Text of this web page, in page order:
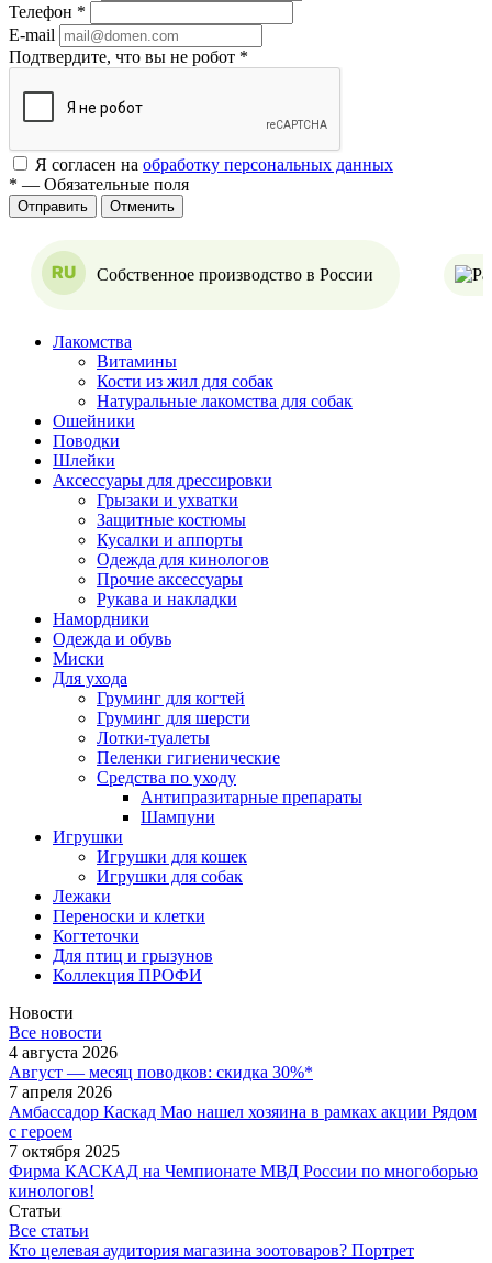
Телефон *
E-mail
Подтвердите, что вы не робот *
Я согласен на обработку персональных данных
* — Обязательные поля
Отменить
Собственное производство в России
Лакомства
Витамины
Кости из жил для собак
Натуральные лакомства для собак
Ошейники
Поводки
Шлейки
Аксессуары для дрессировки
Грызаки и ухватки
Защитные костюмы
Кусалки и аппорты
Одежда для кинологов
Прочие аксессуары
Рукава и накладки
Намордники
Одежда и обувь
Миски
Для ухода
Груминг для когтей
Груминг для шерсти
Лотки-туалеты
Пеленки гигиенические
Средства по уходу
Антипразитарные препараты
Шампуни
Игрушки
Игрушки для кошек
Игрушки для собак
Лежаки
Переноски и клетки
Когтеточки
Для птиц и грызунов
Коллекция ПРОФИ
Новости
Все новости
4 августа 2026
Август — месяц поводков: скидка 30%*
7 апреля 2026
Амбассадор Каскад Мао нашел хозяина в рамках акции Рядом
с героем
7 октября 2025
Фирма КАСКАД на Чемпионате МВД России по многоборью
кинологов!
Статьи
Все статьи
Кто целевая аудитория магазина зоотоваров? Портрет